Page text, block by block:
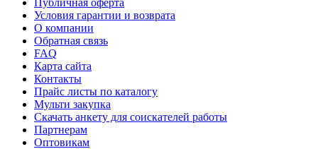
Условия гарантии и возврата
О компании
Обратная связь
FAQ
Карта сайта
Контакты
Прайс листы по каталогу
Мульти закупка
Скачать анкету для соискателей работы
Партнерам
Оптовикам